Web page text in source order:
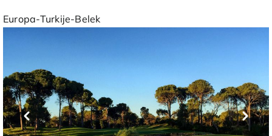
Europa-Turkije-Belek